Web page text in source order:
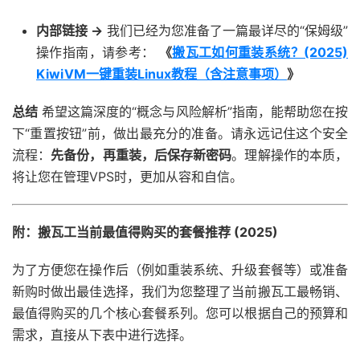
内部链接 -> 我们已经为您准备了一篇最详尽的“保姆级”
操作指南，请参考：
《搬瓦工如何重装系统？(2025)
KiwiVM一键重装Linux教程（含注意事项） 》
总结 希望这篇深度的“概念与风险解析”指南，能帮助您在按
下“重置按钮”前，做出最充分的准备。请永远记住这个安全
流程： 先备份，再重装，后保存新密码。理解操作的本质，
将让您在管理VPS时，更加从容和自信。
附：搬瓦工当前最值得购买的套餐推荐 (2025)
为了方便您在操作后（例如重装系统、升级套餐等）或准备
新购时做出最佳选择，我们为您整理了当前搬瓦工最畅销、
最值得购买的几个核心套餐系列。您可以根据自己的预算和
需求，直接从下表中进行选择。